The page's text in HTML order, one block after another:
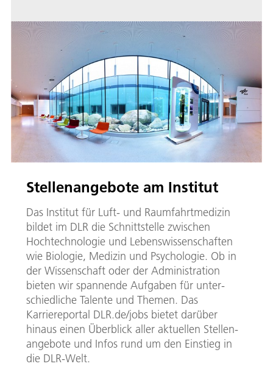
Stellenangebote am Institut
Das Institut für Luft- und Raumfahrtmedizin
bildet im DLR die Schnittstelle zwischen
Hochtechnologie und Lebenswissenschaften
wie Biologie, Medizin und Psychologie. Ob in
der Wis­sen­schaft­ oder der Administration
bieten wir span­nen­de Auf­ga­ben für un­ter­
schied­liche Ta­len­te und Themen. Das
Karriereportal DLR.de/jobs bietet darüber
hinaus einen Überblick al­ler aktuellen Stel­len­
an­ge­bo­te und In­fos rund um den Ein­stieg in
die DLR-Welt.